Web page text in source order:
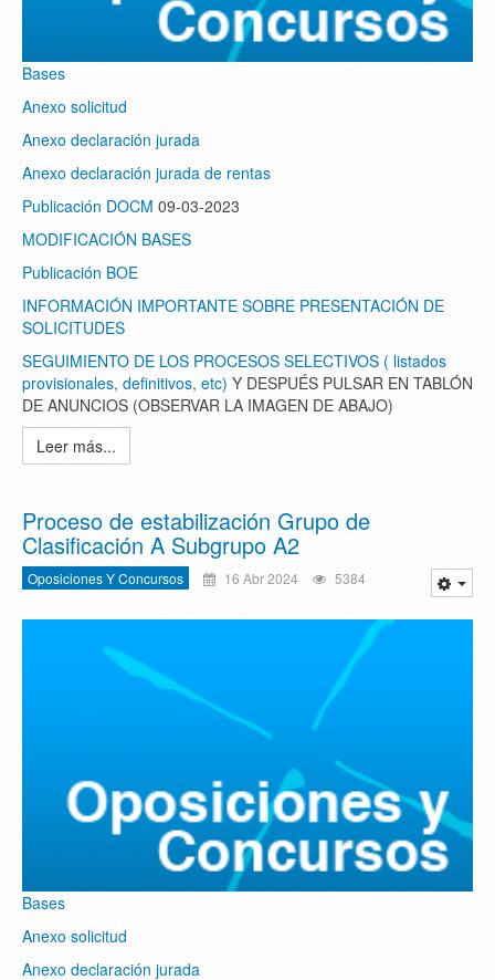
Bases
Anexo solicitud
Anexo declaración jurada
Anexo declaración jurada de rentas
Publicación DOCM 09-03-2023
MODIFICACIÓN BASES
Publicación BOE
INFORMACIÓN IMPORTANTE SOBRE PRESENTACIÓN DE
SOLICITUDES
SEGUIMIENTO DE LOS PROCESOS SELECTIVOS ( listados
provisionales, definitivos, etc) Y DESPUÉS PULSAR EN TABLÓN
DE ANUNCIOS (OBSERVAR LA IMAGEN DE ABAJO)
Leer más...
Proceso de estabilización Grupo de
Clasificación A Subgrupo A2
Oposiciones Y Concursos 16 Abr 2024 5384
Bases
Anexo solicitud
Anexo declaración jurada